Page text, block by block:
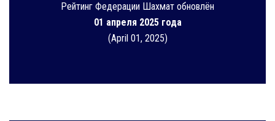
Рейтинг Федерации Шахмат обновлён
01 апреля 2025 года
(April 01, 2025)